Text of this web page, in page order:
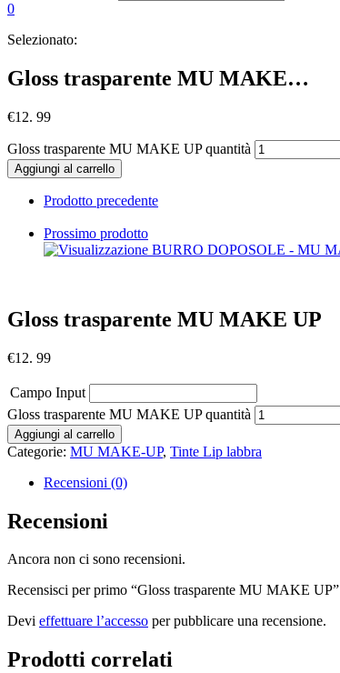
0
Selezionato:
Gloss trasparente MU MAKE…
€12. 99
Gloss trasparente MU MAKE UP quantità
Aggiungi al carrello
Prodotto precedente
Prossimo prodotto
Gloss trasparente MU MAKE UP
€12. 99
Campo Input
Gloss trasparente MU MAKE UP quantità
Aggiungi al carrello
Categorie: MU MAKE-UP, Tinte Lip labbra
Recensioni (0)
Recensioni
Ancora non ci sono recensioni.
Recensisci per primo “Gloss trasparente MU MAKE UP”
Devi effettuare l’accesso per pubblicare una recensione.
Prodotti correlati